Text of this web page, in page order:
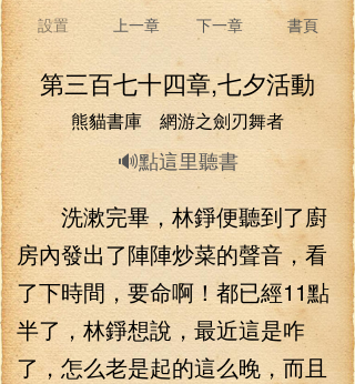
設置 上一章 下一章 書頁
第三百七十四章,七夕活動
熊貓書庫 網游之劍刃舞者
🔊點這里聽書
洗漱完畢，林錚便聽到了廚
房內發出了陣陣炒菜的聲音，看
了下時間，要命啊！都已經11點
半了，林錚想說，最近這是咋
了，怎么老是起的這么晚，而且